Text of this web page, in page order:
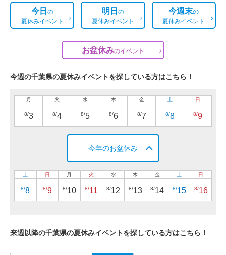
今日の
夏休みイベント
明日の
夏休みイベント
今週末の
夏休みイベント
お盆休みのイベント
今週の千葉県の夏休みイベントを探している方はこちら！
月
8/3
火
8/4
水
8/5
木
8/6
金
8/7
土
8/8
日
8/9
今年のお盆休み
土
8/8
日
8/9
月
8/10
火
8/11
水
8/12
木
8/13
金
8/14
土
8/15
日
8/16
来週以降の千葉県の夏休みイベントを探している方はこちら！